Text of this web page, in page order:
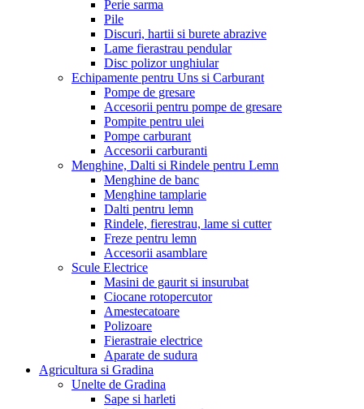
Perie sarma
Pile
Discuri, hartii si burete abrazive
Lame fierastrau pendular
Disc polizor unghiular
Echipamente pentru Uns si Carburant
Pompe de gresare
Accesorii pentru pompe de gresare
Pompite pentru ulei
Pompe carburant
Accesorii carburanti
Menghine, Dalti si Rindele pentru Lemn
Menghine de banc
Menghine tamplarie
Dalti pentru lemn
Rindele, fierestrau, lame si cutter
Freze pentru lemn
Accesorii asamblare
Scule Electrice
Masini de gaurit si insurubat
Ciocane rotopercutor
Amestecatoare
Polizoare
Fierastraie electrice
Aparate de sudura
Agricultura si Gradina
Unelte de Gradina
Sape si harleti